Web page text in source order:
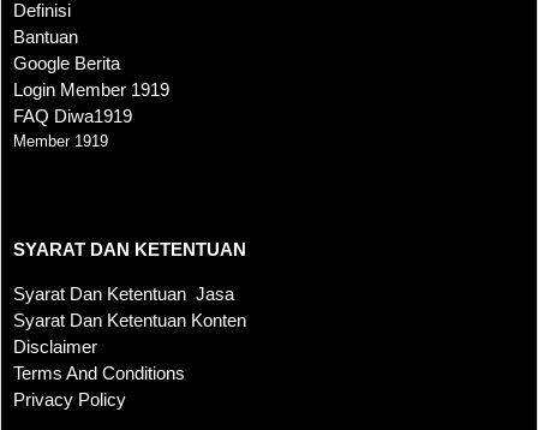
Definisi
Bantuan
Google Berita
Login Member 1919
FAQ Diwa1919
Member 1919
SYARAT DAN KETENTUAN
Syarat Dan Ketentuan Jasa
Syarat Dan Ketentuan Konten
Disclaimer
Terms And Conditions
Privacy Policy